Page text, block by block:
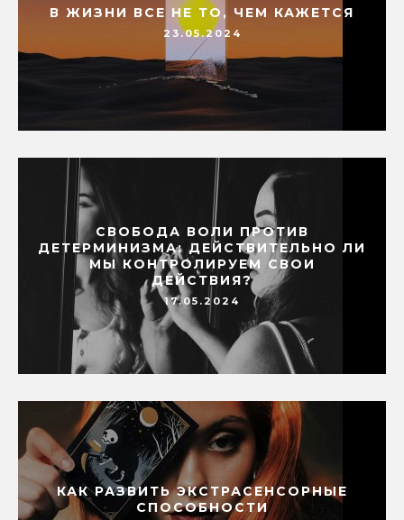
В ЖИЗНИ ВСЕ НЕ ТО, ЧЕМ КАЖЕТСЯ
23.05.2024
СВОБОДА ВОЛИ ПРОТИВ
ДЕТЕРМИНИЗМА: ДЕЙСТВИТЕЛЬНО ЛИ
МЫ КОНТРОЛИРУЕМ СВОИ
ДЕЙСТВИЯ?
17.05.2024
КАК РАЗВИТЬ ЭКСТРАСЕНСОРНЫЕ
СПОСОБНОСТИ